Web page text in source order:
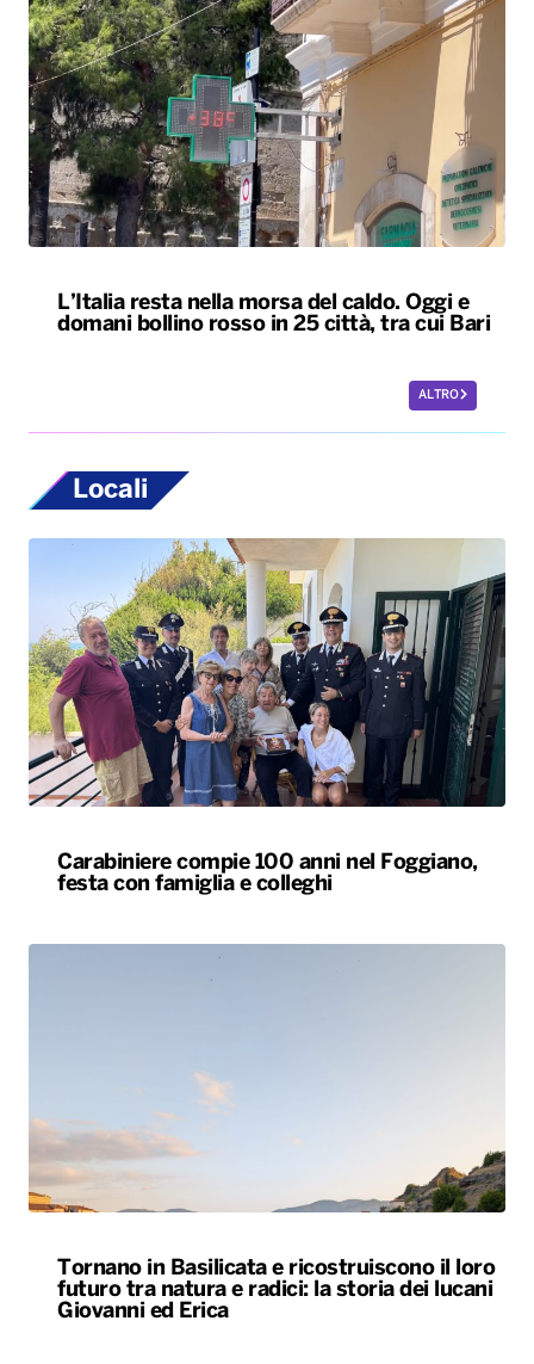
L’Italia resta nella morsa del caldo. Oggi e
domani bollino rosso in 25 città, tra cui Bari
ALTRO
Locali
Carabiniere compie 100 anni nel Foggiano,
festa con famiglia e colleghi
Tornano in Basilicata e ricostruiscono il loro
futuro tra natura e radici: la storia dei lucani
Giovanni ed Erica